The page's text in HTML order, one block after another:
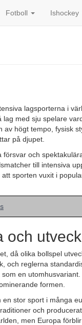
Fotboll Ishockey
lagsporterna i
med sju spelare
högt tempo, fysisk
på djupet.
och
till intensiva
sporten vuxit i
och
då olika bollspel
och reglerna
en
formen.
stor sport i många
och
men Europa